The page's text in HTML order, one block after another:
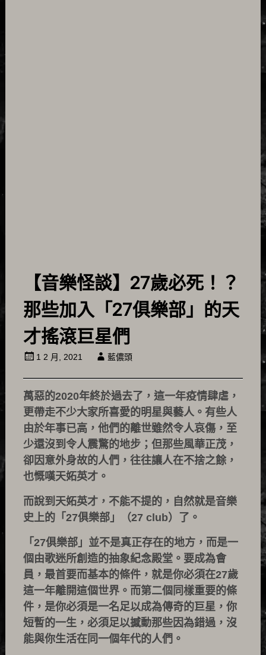
【音樂怪談】27歲必死！？
那些加入「27俱樂部」的天
才搖滾巨星們
1 2 月, 2021 藍儂頭
萬惡的2020年終於過去了，這一年疫情肆虐，
更帶走不少大家所喜愛的明星與藝人。有些人
由於年事已高，他們的離世雖然令人哀傷，至
少還沒到令人震驚的地步；但那些風華正茂，
卻因意外身故的人們，往往讓人在不捨之餘，
也慨嘆天妬英才。
而說到天妬英才，不能不提的，自然就是音樂
史上的「27俱樂部」（27 club）了。
「27俱樂部」並不是真正存在的地方，而是一
個由歌迷所創造的抽象紀念殿堂。要成為會
員，最首要而基本的條件，就是你必須在27歲
這一年離開這個世界。而第二個同樣重要的條
件，是你必須是一名足以成為傳奇的巨星，你
短暫的一生，必須足以撼動那些因為錯過，沒
能與你生活在同一個年代的人們。